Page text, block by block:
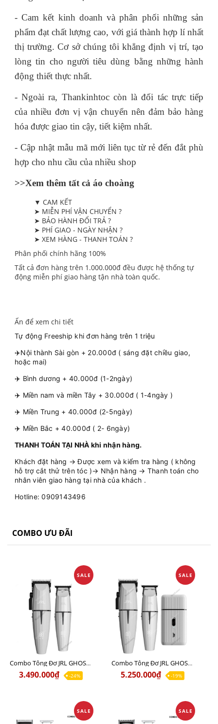
- Cam kết kinh doanh và phân phối những sản
phẩm đạt chất lượng cao, với giá thành hợp lí nhất
thị trường. Cơ sở chúng tôi khẳng định vị trí, tạo
lòng tin cho người tiêu dùng bằng những hành
động thiết thực nhất.
- Ngoài ra, Thankinhtoc còn là đối tác trực tiếp
của nhiều đơn vị vận chuyển nên đảm bảo hàng
hóa được giao tin cậy, tiết kiệm nhất.
- Cập nhật mẫu mã mới liên tục từ rẻ đến đắt phù
hợp cho nhu cầu của nhiều shop
>>Xem thêm tất cả áo choàng
▼ CAM KẾT
➤ MIỄN PHÍ VẬN CHUYỂN ?
➤ BẢO HÀNH ĐỔI TRẢ ?
➤ PHÍ GIAO - NGÀY NHẬN ?
➤ XEM HÀNG - THANH TOÁN ?
Phân phối chính hãng 100%
Tất cả đơn hàng trên 1.000.000đ đều được hệ thống tự
động miễn phí giao hàng tận nhà toàn quốc.
Ấn để xem chi tiết
Tự động Freeship khi đơn hàng trên 1 triệu
✈️Nội thành Sài gòn + 20.000đ ( sáng đặt chiều giao,
hoặc mai)
✈️ Bình dương + 40.000đ (1-2ngày)
✈️ Miền nam và miền Tây + 30.000đ ( 1-4ngày )
✈️ Miền Trung + 40.000đ (2-5ngày)
✈️ Miền Bắc + 40.000đ ( 2- 6ngày)
THANH TOÁN TẠI NHÀ khi nhận hàng.
Khách đặt hàng → Được xem và kiểm tra hàng ( không
hỗ trợ cắt thử trên tóc )→ Nhận hàng → Thanh toán cho
nhân viên giao hàng tại nhà của khách .
Hotline: 0909143496
COMBO ƯU ĐÃI
SALE
Combo Tông Đơ JRL GHOST 1 Limited Edition Chính Hãng USA
3.490.000₫ -24%
SALE
Combo Tông Đơ JRL GHOST 2 Limited Edition Chính Hãng USA
5.250.000₫ -19%
SALE SALE